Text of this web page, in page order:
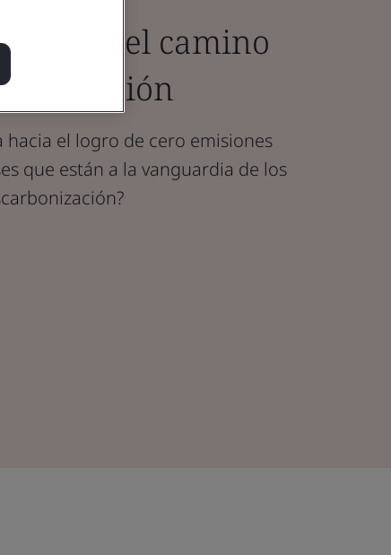
lideran el camino
hacia el logro de cero emisiones
que están a la vanguardia de los